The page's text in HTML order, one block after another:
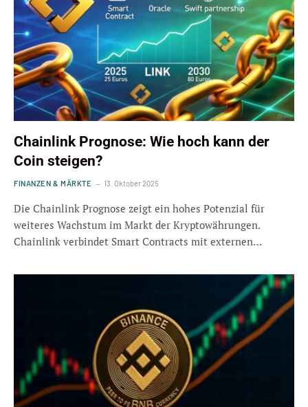
Chainlink Prognose: Wie hoch kann der
Coin steigen?
FINANZEN & MÄRKTE 13. Oktober 2025
Die Chainlink Prognose zeigt ein hohes Potenzial für
weiteres Wachstum im Markt der Kryptowährungen.
Chainlink verbindet Smart Contracts mit externen…